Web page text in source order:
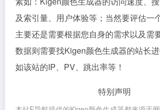
及索引量、用户体验等；当然要评估一
主要还是需要根据您自身的需求以及需
数据则需要找Kigen颜色生成器的站长进
如该站的IP、PV、跳出率等！
特别声明